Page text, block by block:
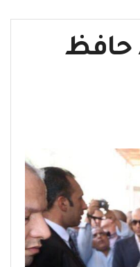
حافظ